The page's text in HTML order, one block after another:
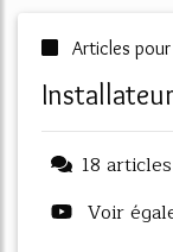
Articles
18 articles
Voir